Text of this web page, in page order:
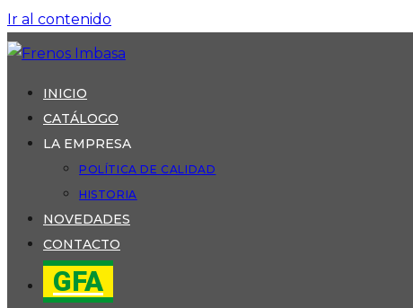
Ir al contenido
INICIO
CATÁLOGO
LA EMPRESA
POLÍTICA DE CALIDAD
HISTORIA
NOVEDADES
CONTACTO
GFA